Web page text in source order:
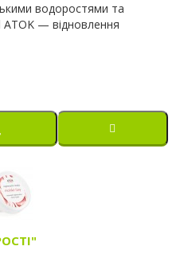
водоростями та
— відновлення